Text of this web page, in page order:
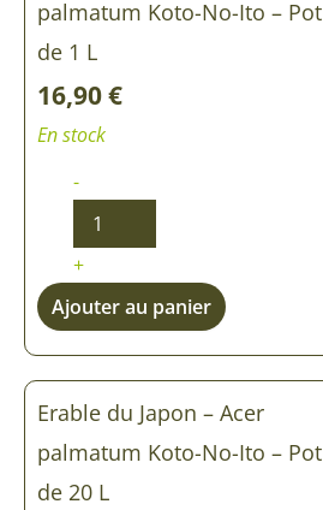
palmatum Koto-No-Ito – Pot
de 1 L
16,90€
En stock
-
du
Japon
Acer
Koto-
Ito
+
Ajouter au panier
Erable du Japon – Acer
palmatum Koto-No-Ito – Pot
de 20 L
du
Japon
Acer
Koto-
Ito